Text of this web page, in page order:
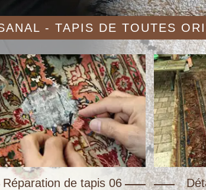
- TAPIS DE TOUTES
Réparation de tapis 06